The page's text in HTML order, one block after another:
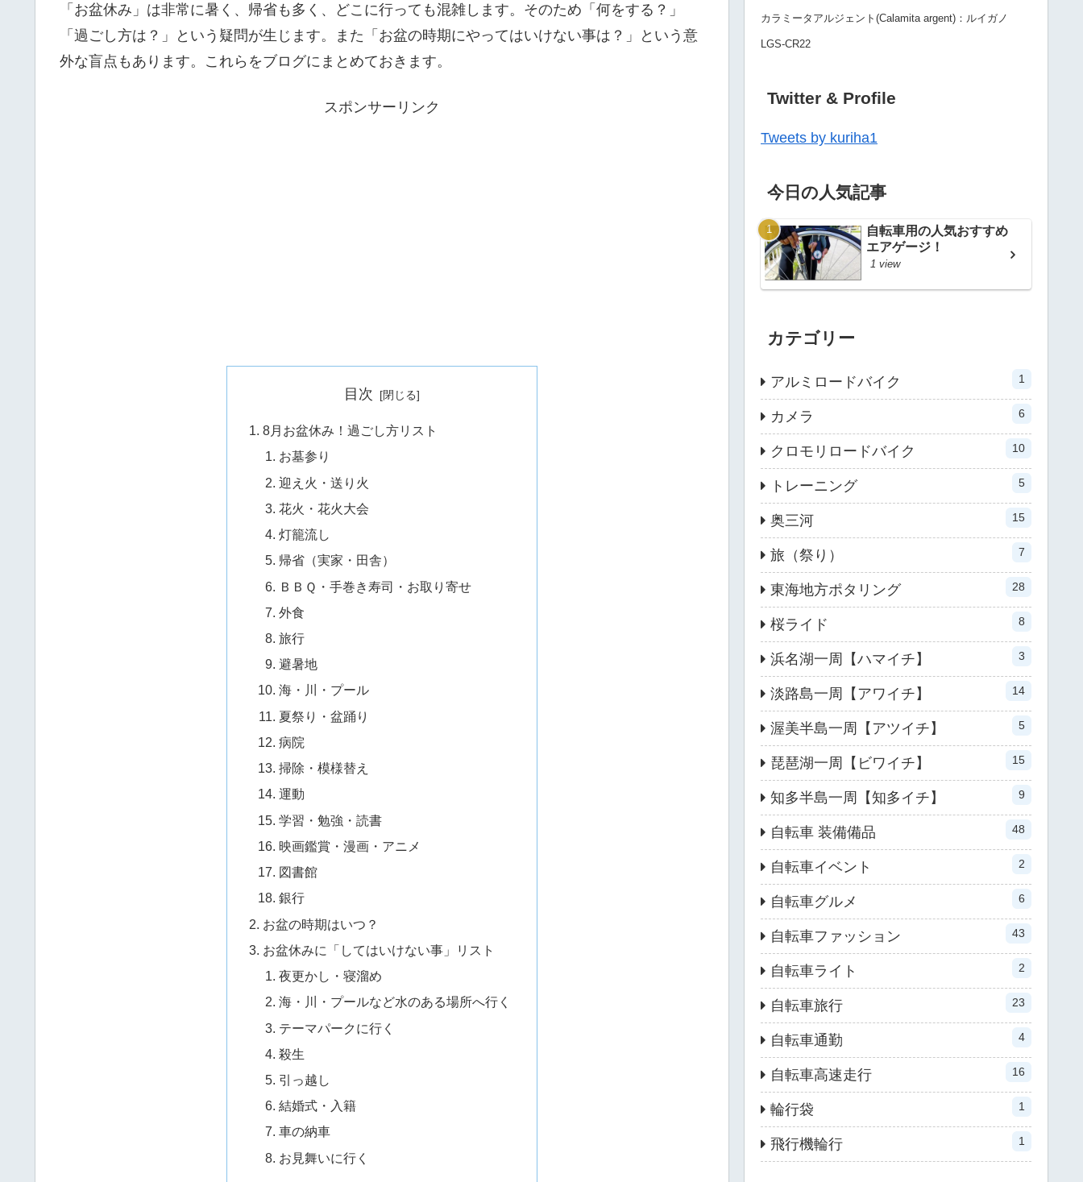
「お盆休み」は非常に暑く、帰省も多く、どこに行っても混雑します。そのため「何をする？」
「過ごし方は？」という疑問が生じます。また「お盆の時期にやってはいけない事は？」という意
外な盲点もあります。これらをブログにまとめておきます。
スポンサーリンク
目次
8月お盆休み！過ごし方リスト
お墓参り
迎え火・送り火
花火・花火大会
灯籠流し
帰省（実家・田舎）
ＢＢＱ・手巻き寿司・お取り寄せ
外食
旅行
避暑地
海・川・プール
夏祭り・盆踊り
病院
掃除・模様替え
運動
学習・勉強・読書
映画鑑賞・漫画・アニメ
図書館
銀行
お盆の時期はいつ？
お盆休みに「してはいけない事」リスト
夜更かし・寝溜め
海・川・プールなど水のある場所へ行く
テーマパークに行く
殺生
引っ越し
結婚式・入籍
車の納車
お見舞いに行く
カラミータアルジェント(Calamita argent)：ルイガノ
LGS-CR22
Twitter & Profile
Tweets by kuriha1
今日の人気記事
自転車用の人気おすすめ
エアゲージ！
1 view
カテゴリー
アルミロードバイク 1
カメラ 6
クロモリロードバイク 10
トレーニング 5
奥三河 15
旅（祭り） 7
東海地方ポタリング 28
桜ライド 8
浜名湖一周【ハマイチ】 3
淡路島一周【アワイチ】 14
渥美半島一周【アツイチ】 5
琵琶湖一周【ビワイチ】 15
知多半島一周【知多イチ】 9
自転車 装備備品 48
自転車イベント 2
自転車グルメ 6
自転車ファッション 43
自転車ライト 2
自転車旅行 23
自転車通勤 4
自転車高速走行 16
輪行袋 1
飛行機輪行 1